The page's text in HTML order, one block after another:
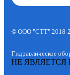
© OOO "CTT"
Гидравлическое
НЕ